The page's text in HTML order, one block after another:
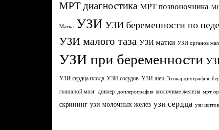
МРТ диагностика МРТ позвоночника
Матка УЗИ УЗИ беременности по
УЗИ малого таза УЗИ матки УЗИ органов
УЗИ при беременности
УЗИ сердца плода УЗИ сосудов УЗИ шеи Эхокардиография
головной мозг доплер доплерография молочные железы мрт
скрининг узи молочных желез узи сердца узи